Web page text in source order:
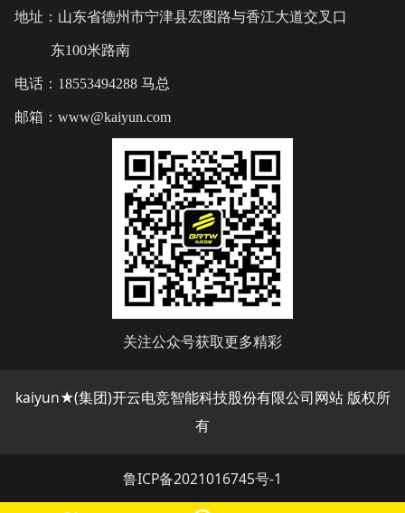
地址：山东省德州市宁津县宏图路与香江大道交叉口
东100米路南
电话：18553494288 马总
邮箱：www@kaiyun.com
关注公众号获取更多精彩
kaiyun★(集团)开云电竞智能科技股份有限公司网站 版权所
有
鲁ICP备2021016745号-1